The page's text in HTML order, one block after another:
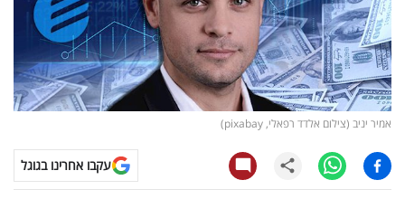
עסקית
קריפטו
ויראלי
עסקי
אמיר יניב (צילום אלדד רפאלי, pixabay)
עקבו אחרינו בגוגל